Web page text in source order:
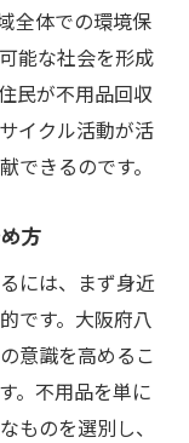
全体での環境保
能な社会を形成
民が不用品回収
イクル活動が活
できるのです。
方
には、まず身近
です。大阪府八
意識を高めるこ
。不用品を単に
ものを選別し、